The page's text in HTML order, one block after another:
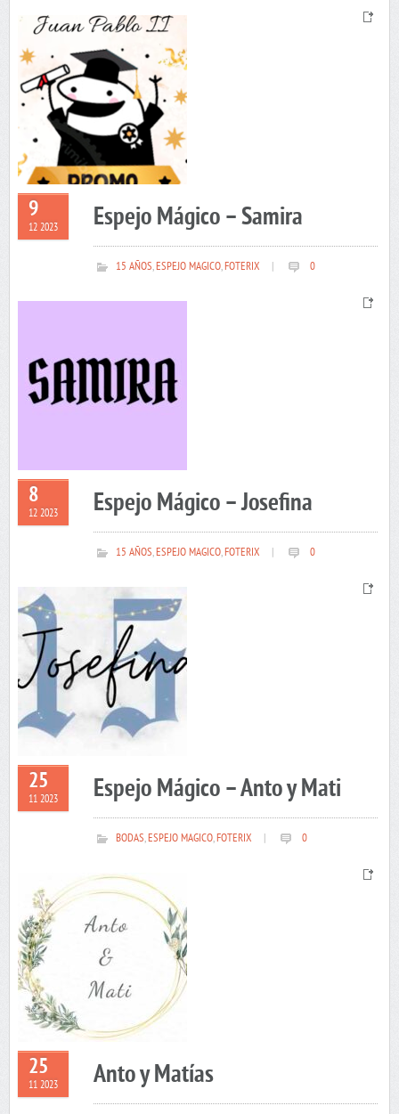
9
12 2023 Espejo Mágico – Samira
15 AÑOS,ESPEJO MAGICO,FOTERIX 0
8
12 2023 Espejo Mágico – Josefina
15 AÑOS,ESPEJO MAGICO,FOTERIX 0
25
11 2023 Espejo Mágico – Anto y Mati
BODAS,ESPEJO MAGICO,FOTERIX 0
25
11 2023 Anto y Matías